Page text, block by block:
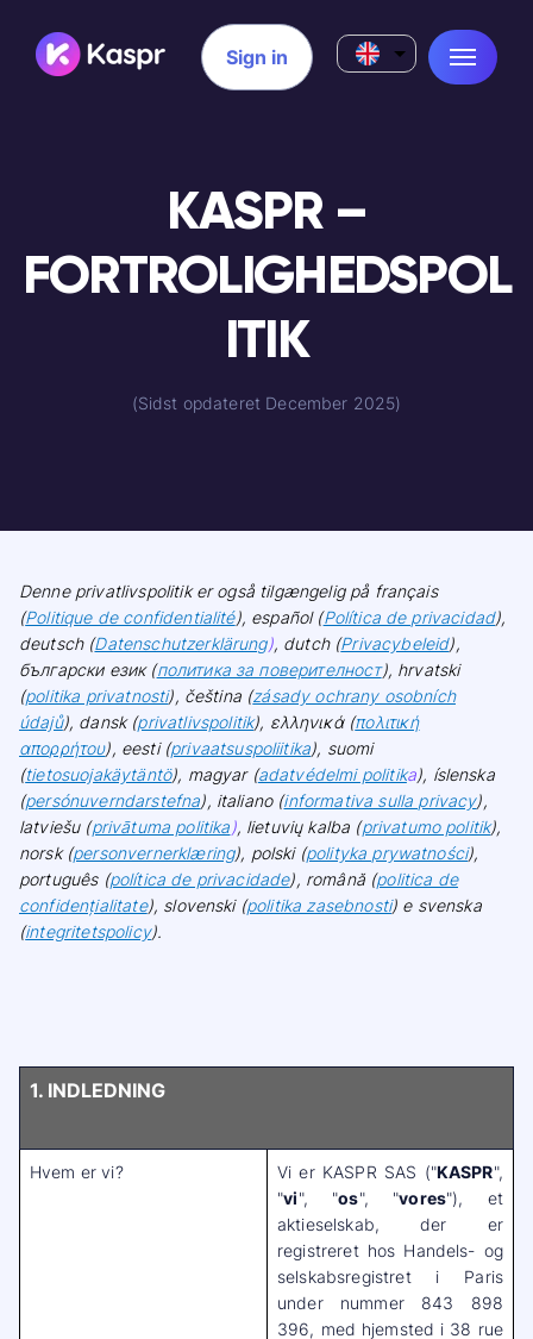
Sign in
KASPR –
FORTROLIGHEDSPOL
ITIK
(Sidst opdateret December 2025)
Denne privatlivspolitik er også tilgængelig på français
(Politique de confidentialité), español (Política de privacidad),
deutsch (Datenschutzerklärung), dutch (Privacybeleid),
български език (политика за поверителност), hrvatski
(politika privatnosti), čeština (zásady ochrany osobních
údajů), dansk (privatlivspolitik), ελληνικά (πολιτική
απορρήτου), eesti (privaatsuspoliitika), suomi
(tietosuojakäytäntö), magyar (adatvédelmi politika), íslenska
(persónuverndarstefna), italiano (informativa sulla privacy),
latviešu (privātuma politika), lietuvių kalba (privatumo politik),
norsk (personvernerklæring), polski (polityka prywatności),
português (política de privacidade), română (politica de
confidențialitate), slovenski (politika zasebnosti) e svenska
(integritetspolicy).
1. INDLEDNING
Hvem er vi? Vi er KASPR SAS ("KASPR",
"vi", "os", "vores"), et
aktieselskab, der er
registreret hos Handels- og
selskabsregistret i Paris
under nummer 843 898
396, med hjemsted i 38 rue